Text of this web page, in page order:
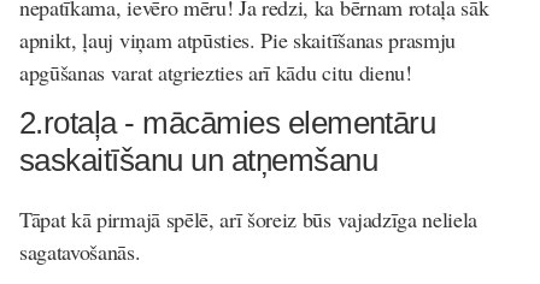
nepatīkama, ievēro mēru! Ja redzi, ka bērnam rotaļa sāk
apnikt, ļauj viņam atpūsties. Pie skaitīšanas prasmju
apgūšanas varat atgriezties arī kādu citu dienu!
2.rotaļa - mācāmies elementāru
saskaitīšanu un atņemšanu
Tāpat kā pirmajā spēlē, arī šoreiz būs vajadzīga neliela
sagatavošanās.